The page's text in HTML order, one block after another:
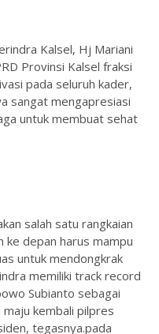
Kalsel, Hj Mariani
Provinsi Kalsel fraksi
pada seluruh kader,
sangat mengapresiasi
untuk membuat sehat
salah satu rangkaian
ke depan harus mampu
untuk mendongkrak
memiliki track record
Subianto sebagai
kembali pilpres
tegasnya.pada